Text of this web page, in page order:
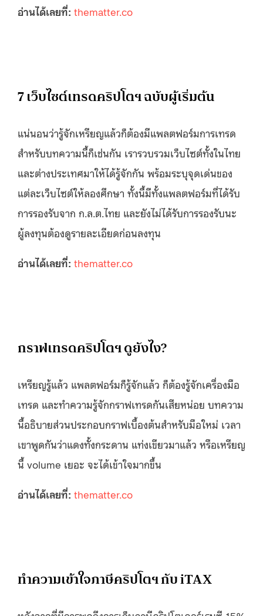
อ่านได้เลยที่: thematter.co
7 เว็บไซต์เทรดคริปโตฯ ฉบับผู้เริ่มต้น
แน่นอนว่ารู้จักเหรียญแล้วก็ต้องมีแพลตฟอร์มการเทรด
สำหรับบทความนี้ก็เช่นกัน เรารวบรวมเว็บไซต์ทั้งในไทย
และต่างประเทศมาให้ได้รู้จักกัน พร้อมระบุจุดเด่นของ
แต่ละเว็บไซต์ให้ลองศึกษา ทั้งนี้มีทั้งแพลตฟอร์มที่ได้รับ
การรองรับจาก ก.ล.ต.ไทย และยังไม่ได้รับการรองรับนะ
ผู้ลงทุนต้องดูรายละเอียดก่อนลงทุน
อ่านได้เลยที่: thematter.co
กราฟเทรดคริปโตฯ ดูยังไง?
เหรียญรู้แล้ว แพลตฟอร์มก็รู้จักแล้ว ก็ต้องรู้จักเครื่องมือ
เทรด และทำความรู้จักกราฟเทรดกันเสียหน่อย บทความ
นี้อธิบายส่วนประกอบกราฟเบื้องต้นสำหรับมือใหม่ เวลา
เขาพูดกันว่าแดงทั้งกระดาน แท่งเขียวมาแล้ว หรือเหรียญ
นี้ volume เยอะ จะได้เข้าใจมากขึ้น
อ่านได้เลยที่: thematter.co
ทำความเข้าใจภาษีคริปโตฯ กับ iTAX